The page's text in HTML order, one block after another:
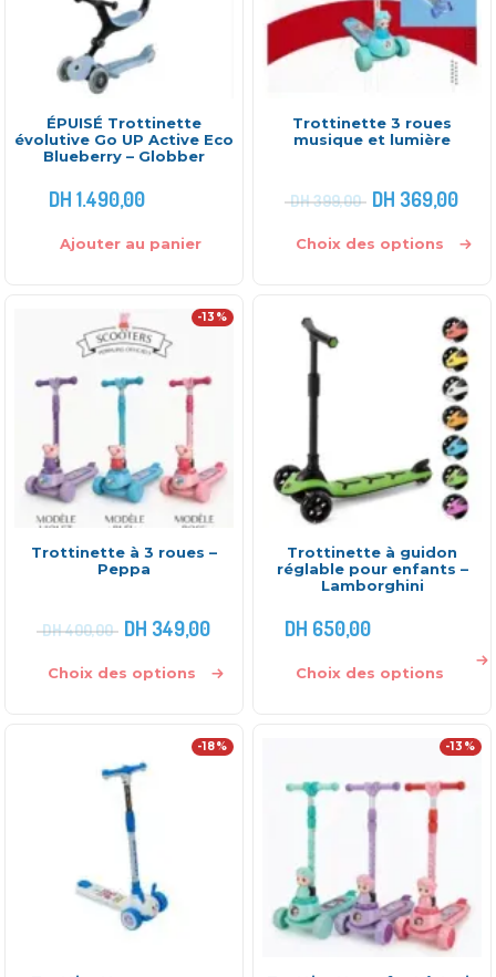
ÉPUISÉ Trottinette
évolutive Go UP Active Eco
Blueberry – Globber
DH 1.490,00
Ajouter au panier
Trottinette 3 roues
musique et lumière
DH399,00 DH 369,00
Choix des options
-13%
Trottinette à 3 roues –
Peppa
DH400,00 DH 349,00
Choix des options
Trottinette à guidon
réglable pour enfants –
Lamborghini
DH 650,00
Choix des options
-18% -13%